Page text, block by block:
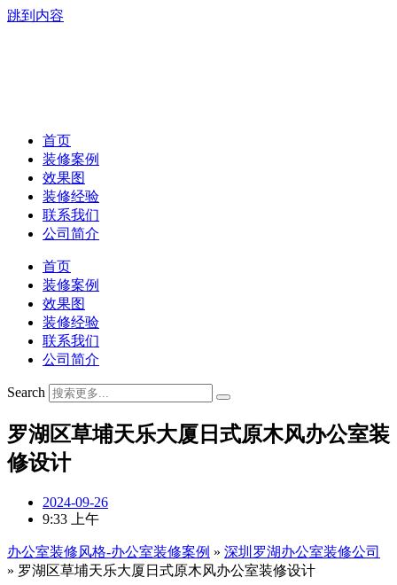
跳到内容
首页
装修案例
效果图
装修经验
联系我们
公司简介
首页
装修案例
效果图
装修经验
联系我们
公司简介
Search
罗湖区草埔天乐大厦日式原木风办公室装
修设计
2024-09-26
9:33 上午
办公室装修风格-办公室装修案例 » 深圳罗湖办公室装修公司
» 罗湖区草埔天乐大厦日式原木风办公室装修设计